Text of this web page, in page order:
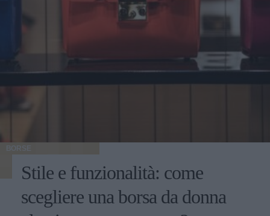
BORSE
Stile e funzionalità: come
scegliere una borsa da donna